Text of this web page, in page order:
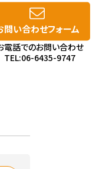
問い合わせフォーム
電話でのお問い合わせ
TEL:06-6435-9747